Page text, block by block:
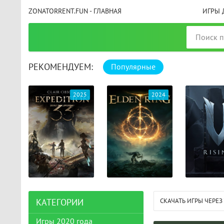
ZONATORRENT.FUN - ГЛАВНАЯ ИГРЫ
РЕКОМЕНДУЕМ: Популярные
2024 2024
СКАЧАТЬ ИГРЫ ЧЕРЕЗ
КАТЕГОРИИ
Игры 2020 года